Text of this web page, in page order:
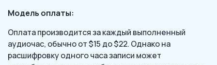
Модель оплаты:
Оплата производится за каждый выполненный
аудиочас, обычно от $15 до $22. Однако на
расшифровку одного часа записи может